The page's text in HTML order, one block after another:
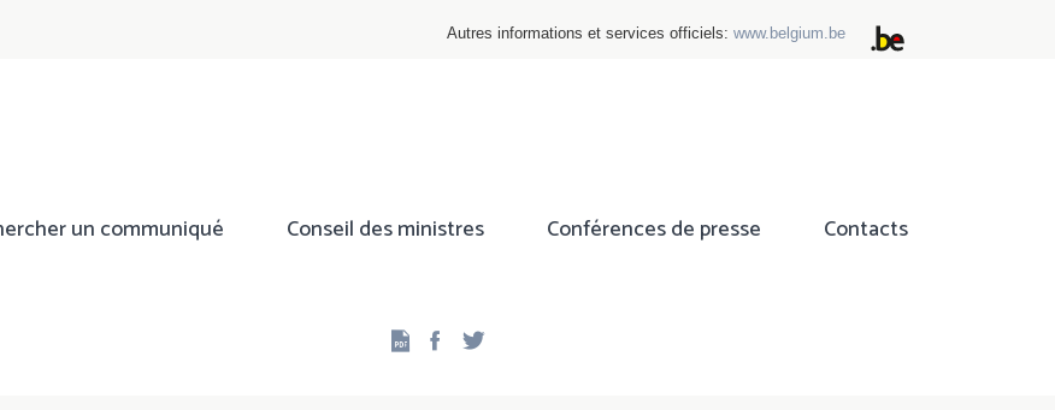
Autres informations et services officiels: www.belgium.be
un communiqué Conseil des ministres Conférences de presse Contacts
Facebook